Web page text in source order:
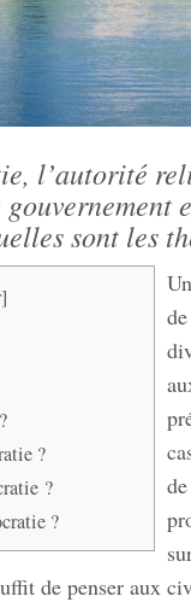
l’autorité
sont les
]
?
?
?
de penser aux